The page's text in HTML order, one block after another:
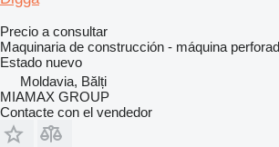
Precio a consultar
Maquinaria de construcción - máquina
Estado nuevo
Moldavia, Bălți
MIAMAX GROUP
Contacte con el vendedor